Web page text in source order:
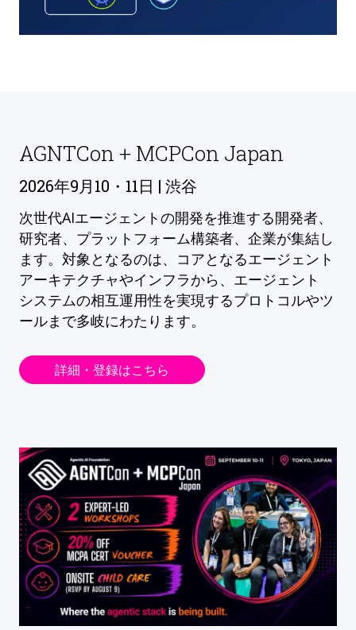
AGNTCon + MCPCon Japan
2026年9月10・11日 | 渋谷
次世代AIエージェントの開発を推進する開発者、
研究者、プラットフォーム構築者、企業が集結し
ます。対象となるのは、コアとなるエージェント
アーキテクチャやインフラから、エージェント
システムの相互運用性を実現するプロトコルやツ
ールまで多岐にわたります。
詳細・登録はこちら